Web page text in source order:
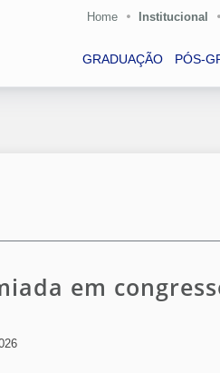
Home Institucional
GRADUAÇÃO PÓS-
em